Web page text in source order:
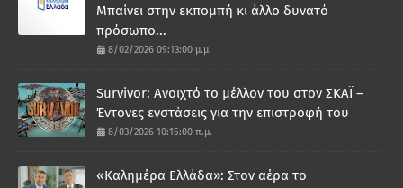
Μπαίνει στην εκπομπή κι άλλο δυνατό
πρόσωπο...
8/02/2026 09:13:00 μ.μ.
Survivor: Ανοιχτό το μέλλον του στον ΣΚΑΪ –
Έντονες ενστάσεις για την επιστροφή του
8/03/2026 10:15:00 π.μ.
«Καλημέρα Ελλάδα»: Στον αέρα το